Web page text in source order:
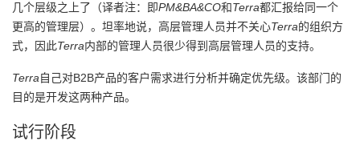
几个层级之上了（译者注：即PM&BA&CO和Terra都汇报给同一个
更高的管理层）。坦率地说，高层管理人员并不关心Terra的组织方
式，因此Terra内部的管理人员很少得到高层管理人员的支持。
Terra自己对B2B产品的客户需求进行分析并确定优先级。该部门的
目的是开发这两种产品。
试行阶段